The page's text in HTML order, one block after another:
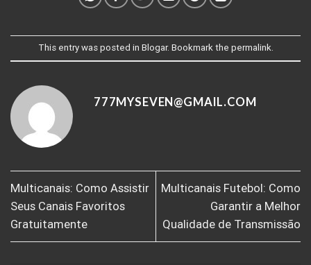
This entry was posted in Blogar. Bookmark the permalink.
777MYSEVEN@GMAIL.COM
Multicanais: Como Assistir
Seus Canais Favoritos
Gratuitamente
Multicanais Futebol: Como
Garantir a Melhor
Qualidade de Transmissão